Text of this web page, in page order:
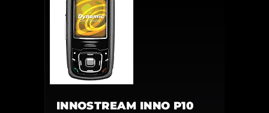
INNOSTREAM INNO P10